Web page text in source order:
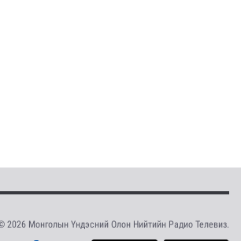
2026 Монголын Үндэсний Олон Нийтийн Радио Телевиз.